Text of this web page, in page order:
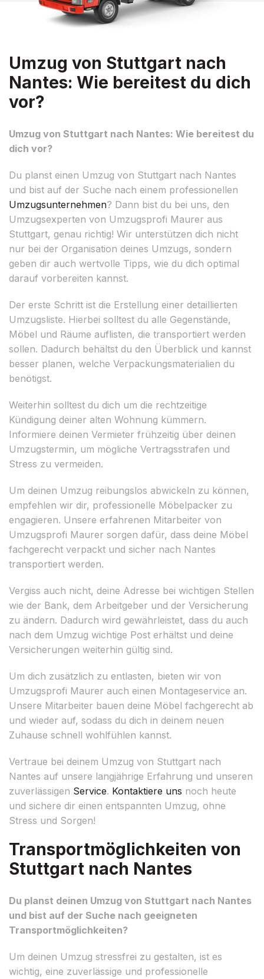
Umzug von Stuttgart nach
Nantes: Wie bereitest du dich
vor?
Umzug von Stuttgart nach Nantes: Wie bereitest du
dich vor?
Du planst einen Umzug von Stuttgart nach Nantes
und bist auf der Suche nach einem professionellen
Umzugsunternehmen? Dann bist du bei uns, den
Umzugsexperten von Umzugsprofi Maurer aus
Stuttgart, genau richtig! Wir unterstützen dich nicht
nur bei der Organisation deines Umzugs, sondern
geben dir auch wertvolle Tipps, wie du dich optimal
darauf vorbereiten kannst.
Der erste Schritt ist die Erstellung einer detaillierten
Umzugsliste. Hierbei solltest du alle Gegenstände,
Möbel und Räume auflisten, die transportiert werden
sollen. Dadurch behältst du den Überblick und kannst
besser planen, welche Verpackungsmaterialien du
benötigst.
Weiterhin solltest du dich um die rechtzeitige
Kündigung deiner alten Wohnung kümmern.
Informiere deinen Vermieter frühzeitig über deinen
Umzugstermin, um mögliche Vertragsstrafen und
Stress zu vermeiden.
Um deinen Umzug reibungslos abwickeln zu können,
empfehlen wir dir, professionelle Möbelpacker zu
engagieren. Unsere erfahrenen Mitarbeiter von
Umzugsprofi Maurer sorgen dafür, dass deine Möbel
fachgerecht verpackt und sicher nach Nantes
transportiert werden.
Vergiss auch nicht, deine Adresse bei wichtigen Stellen
wie der Bank, dem Arbeitgeber und der Versicherung
zu ändern. Dadurch wird gewährleistet, dass du auch
nach dem Umzug wichtige Post erhältst und deine
Versicherungen weiterhin gültig sind.
Um dich zusätzlich zu entlasten, bieten wir von
Umzugsprofi Maurer auch einen Montageservice an.
Unsere Mitarbeiter bauen deine Möbel fachgerecht ab
und wieder auf, sodass du dich in deinem neuen
Zuhause schnell wohlfühlen kannst.
Vertraue bei deinem Umzug von Stuttgart nach
Nantes auf unsere langjährige Erfahrung und unseren
zuverlässigen Service. Kontaktiere uns noch heute
und sichere dir einen entspannten Umzug, ohne
Stress und Sorgen!
Transportmöglichkeiten von
Stuttgart nach Nantes
Du planst deinen Umzug von Stuttgart nach Nantes
und bist auf der Suche nach geeigneten
Transportmöglichkeiten?
Um deinen Umzug stressfrei zu gestalten, ist es
wichtig, eine zuverlässige und professionelle